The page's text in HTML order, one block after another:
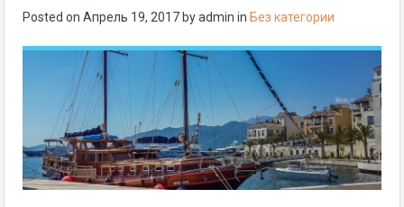
Posted on Апрель 19, 2017 byadmin in Без категории